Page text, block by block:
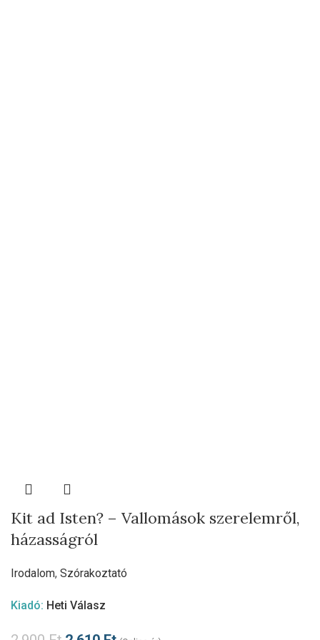
Kit ad Isten? – Vallomások szerelemről,
házasságról
Irodalom, Szórakoztató
Kiadó: Heti Válasz